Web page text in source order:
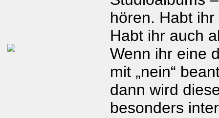
hören. Habt
Habt ihr auch
Wenn ihr eine
mit „nein“
dann wird
besonders